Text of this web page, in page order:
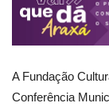
A Fundação
Conferência